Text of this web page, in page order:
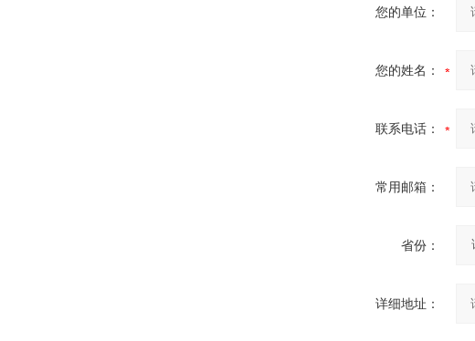
您的单位：
您的姓名：
联系电话：
常用邮箱：
省份：
详细地址：